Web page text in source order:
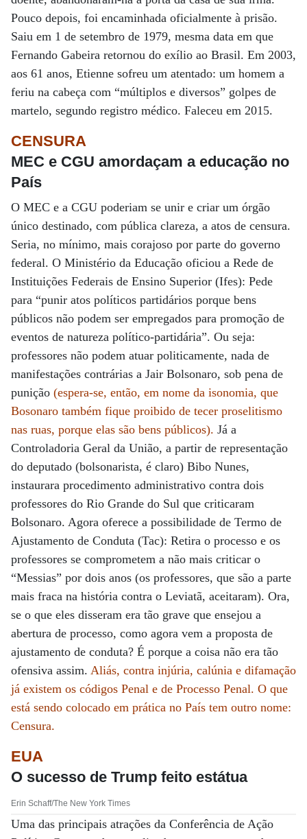
Pouco depois, foi encaminhada oficialmente à prisão.
Saiu em 1 de setembro de 1979, mesma data em que
Fernando Gabeira retornou do exílio ao Brasil. Em 2003,
aos 61 anos, Etienne sofreu um atentado: um homem a
feriu na cabeça com “múltiplos e diversos” golpes de
martelo, segundo registro médico. Faleceu em 2015.
CENSURA
MEC e CGU amordaçam a educação no
País
O MEC e a CGU poderiam se unir e criar um órgão
único destinado, com pública clareza, a atos de censura.
Seria, no mínimo, mais corajoso por parte do governo
federal. O Ministério da Educação oficiou a Rede de
Instituições Federais de Ensino Superior (Ifes): Pede
para “punir atos políticos partidários porque bens
públicos não podem ser empregados para promoção de
eventos de natureza político-partidária”. Ou seja:
professores não podem atuar politicamente, nada de
manifestações contrárias a Jair Bolsonaro, sob pena de
punição (espera-se, então, em nome da isonomia, que
Bosonaro também fique proibido de tecer proselitismo
nas ruas, porque elas são bens públicos). Já a
Controladoria Geral da União, a partir de representação
do deputado (bolsonarista, é claro) Bibo Nunes,
instaurara procedimento administrativo contra dois
professores do Rio Grande do Sul que criticaram
Bolsonaro. Agora oferece a possibilidade de Termo de
Ajustamento de Conduta (Tac): Retira o processo e os
professores se comprometem a não mais criticar o
“Messias” por dois anos (os professores, que são a parte
mais fraca na história contra o Leviatã, aceitaram). Ora,
se o que eles disseram era tão grave que ensejou a
abertura de processo, como agora vem a proposta de
ajustamento de conduta? É porque a coisa não era tão
ofensiva assim. Aliás, contra injúria, calúnia e difamação
já existem os códigos Penal e de Processo Penal. O que
está sendo colocado em prática no País tem outro nome:
Censura.
EUA
O sucesso de Trump feito estátua
Erin Schaff/The New York Times
Uma das principais atrações da Conferência de Ação